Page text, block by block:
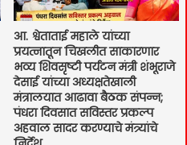
आ. श्वेताताई महाले यांच्या
प्रयत्नातून चिखलीत साकारणार
भव्य शिवसृष्टी पर्यटन मंत्री शंभूराजे
देसाई यांच्या अध्यक्षतेखाली
मंत्रालयात आढावा बैठक संपन्न;
पंधरा दिवसात सविस्तर प्रकल्प
अहवाल सादर करण्याचे मंत्र्यांचे